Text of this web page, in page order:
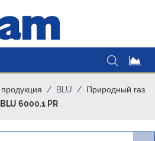
BLU
Природный газ
BLU 6000.1 PR